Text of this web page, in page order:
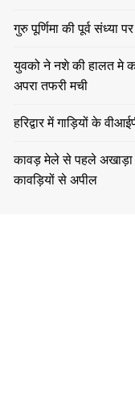
गुरु पूर्णिमा की पूर्व संध्या
युवको ने नशे की हालत मे
अपरा तफरी मची
हरिद्वार में गाड़ियों के
कावड़ मेले से पहले अखाड़ा
कावड़ियों से अपील